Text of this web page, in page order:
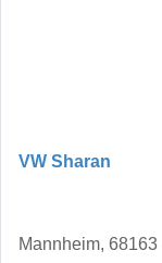
VW Sharan
Mannheim, 68163